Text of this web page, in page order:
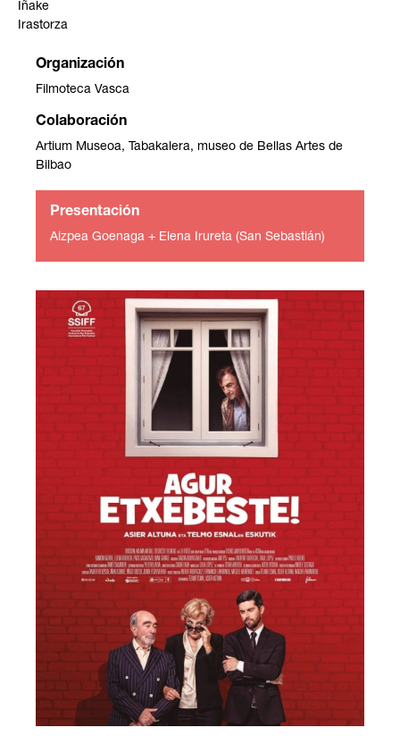
Iñake
Irastorza
Organización
Filmoteca Vasca
Colaboración
Artium Museoa, Tabakalera, museo de Bellas Artes de
Bilbao
Presentación
Aizpea Goenaga + Elena Irureta (San Sebastián)